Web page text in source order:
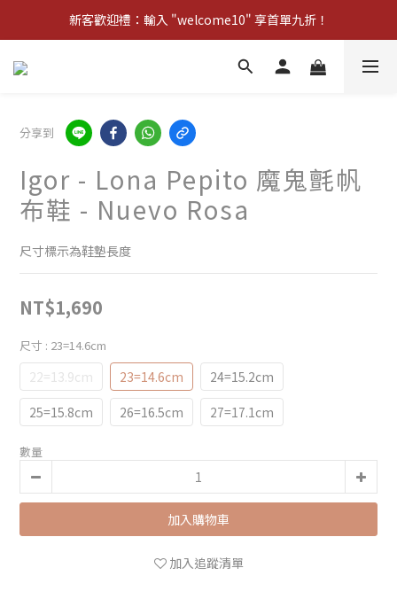
新客歡迎禮：輸入 "welcome10" 享首單九折！
新客歡迎禮：輸入 "welcome10" 享首單九折！
Pom d'Api 畢業特典 · 全品項買一送一
分享到
Igor - Lona Pepito 魔鬼氈帆
布鞋 - Nuevo Rosa
尺寸標示為鞋墊長度
NT$1,690
尺寸 : 23=14.6cm
22=13.9cm 23=14.6cm
24=15.2cm
25=15.8cm
26=16.5cm 27=17.1cm
數量
加入購物車
加入追蹤清單